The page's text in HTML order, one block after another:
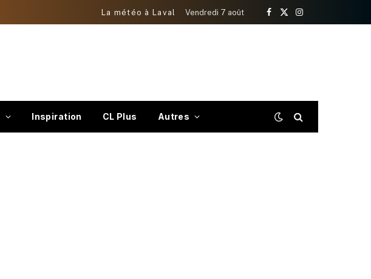
La météo à Laval Vendredi 7 août
Facebook
X
Instagram
Inspiration CL Plus Autres